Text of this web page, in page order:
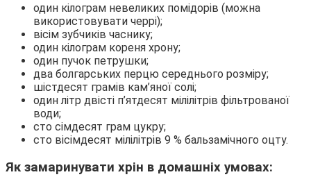
один кілограм невеликих помідорів (можна
використовувати черрі);
вісім зубчиків часнику;
один кілограм кореня хрону;
один пучок петрушки;
два болгарських перцю середнього розміру;
шістдесят грамів кам’яної солі;
один літр двісті п’ятдесят мілілітрів фільтрованої
води;
сто сімдесят грам цукру;
сто вісімдесят мілілітрів 9 % бальзамічного оцту.
Як замаринувати хрін в домашніх умовах: